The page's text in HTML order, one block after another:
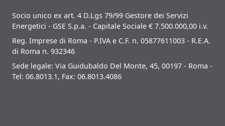
Socio unico ex art. 4 D.Lgs 79/99 Gestore dei Servizi
Energetici - GSE S.p.a. - Capitale Sociale € 7.500.000,00 i.v.
Reg. Imprese di Roma - P.IVA e C.F. n. 05877611003 - R.E.A.
di Roma n. 932346
Sede legale: Via Guidubaldo Del Monte, 45, 00197 - Roma -
Tel: 06.8013.1, Fax: 06.8013.4086